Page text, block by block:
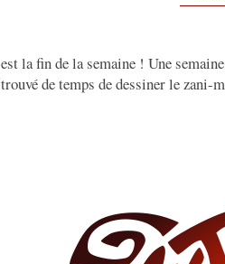
est la fin de la semaine ! Une
trouvé de temps de dessiner le